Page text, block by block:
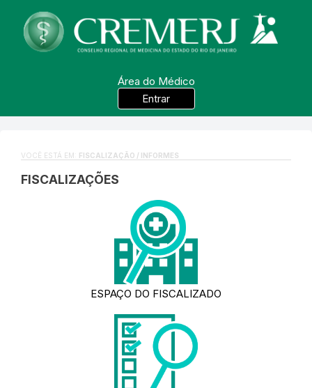
Área do Médico
Entrar
VOCÊ ESTÁ EM: FISCALIZAÇÃO / INFORMES
FISCALIZAÇÕES
ESPAÇO DO FISCALIZADO